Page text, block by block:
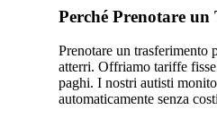
Perché Prenotare
Prenotare un
atterri. Offriamo tariffe
paghi. I nostri autisti
automaticamente senza